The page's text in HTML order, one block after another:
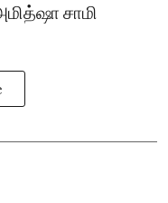
சாமி